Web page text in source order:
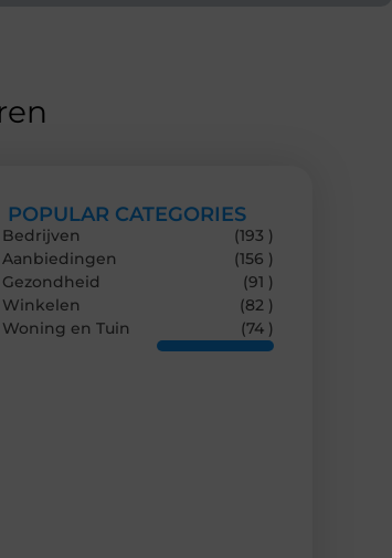
POPULAR CATEGORIES
Bedrijven
(193 )
Aanbiedingen
(156 )
Gezondheid
(91 )
Winkelen
(82 )
Woning en Tuin
(74 )